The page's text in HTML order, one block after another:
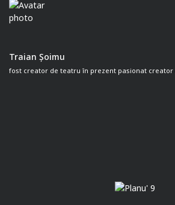
Traian Șoimu
fost creator de teatru în prezent pasionat